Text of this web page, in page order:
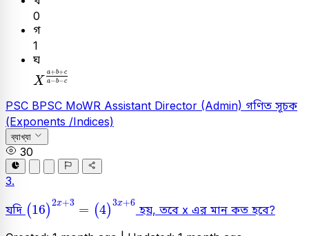
0
গ
1
ঘ
X
a+b+c
a−b−c
X a+b
PSC BPSC MoWR Assistant Director (Admin) গণিত সূচক
(Exponents /Indices)
ব্যাখ্যা
30
3.
যদি (16)2x+3 = (4)3x+6
(16 ) 2x+3 4 ) 3x+
হয়, তবে x এর মান কত হবে?